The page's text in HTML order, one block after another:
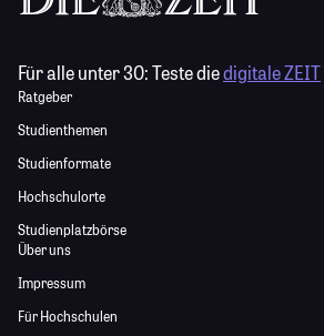
Für alle unter 30:Teste diedigitale ZEIT
Ratgeber
Studienthemen
Studienformate
Hochschulorte
Studienplatzbörse
Über uns
Impressum
Für Hochschulen